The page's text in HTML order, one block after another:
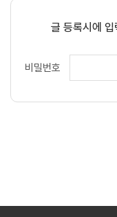
글 등록시에
비밀번호